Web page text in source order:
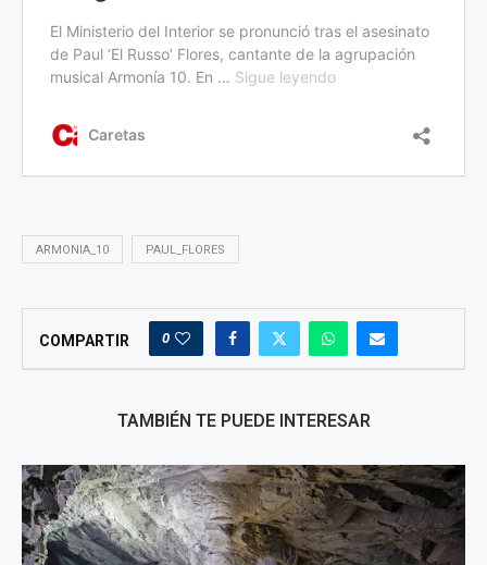
ARMONIA_10 PAUL_FLORES
COMPARTIR 0
TAMBIÉN TE PUEDE INTERESAR